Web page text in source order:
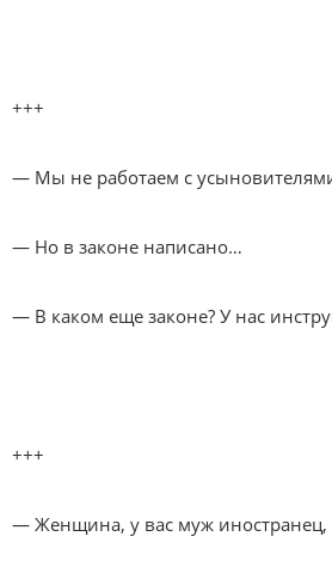
+++
— Мы не работаем с
— Но в законе написано…
— В каком еще законе? У нас
+++
— Женщина, у вас муж иностранец,